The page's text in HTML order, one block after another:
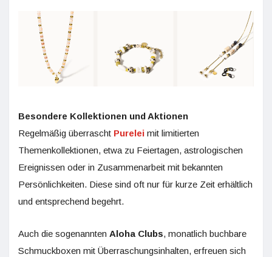
Besondere Kollektionen und Aktionen
Regelmäßig überrascht Purelei mit limitierten
Themenkollektionen, etwa zu Feiertagen, astrologischen
Ereignissen oder in Zusammenarbeit mit bekannten
Persönlichkeiten. Diese sind oft nur für kurze Zeit erhältlich
und entsprechend begehrt.
Auch die sogenannten Aloha Clubs, monatlich buchbare
Schmuckboxen mit Überraschungsinhalten, erfreuen sich